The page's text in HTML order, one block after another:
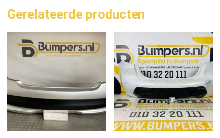
Gerelateerde producten